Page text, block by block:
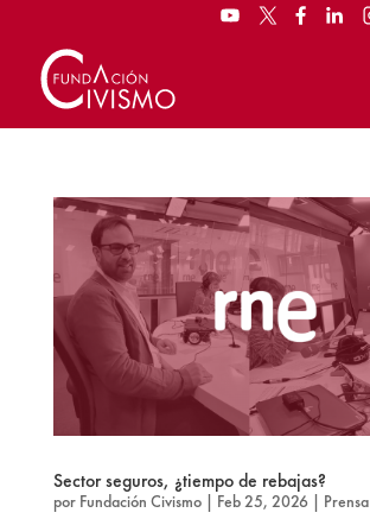
Sector seguros, ¿tiempo de rebajas?
por Fundación Civismo| Feb 25, 2026| Prensa